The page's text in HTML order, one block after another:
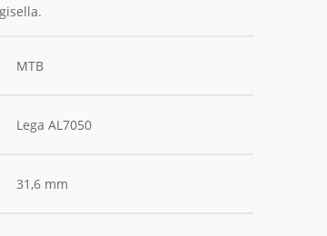
MTB
Lega AL7050
31,6 mm